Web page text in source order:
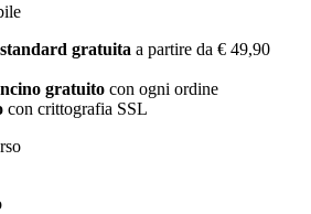
gratuita a partire da € 49,90
gratuito con ogni ordine
con crittografia SSL